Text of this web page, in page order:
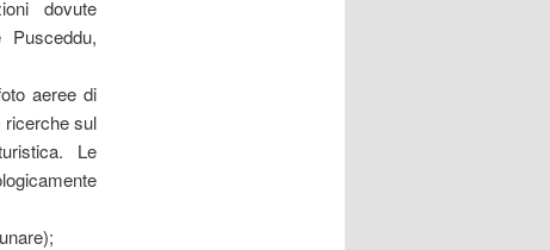
dovute
Pusceddu,
aeree di
ricerche sul
Le